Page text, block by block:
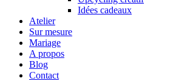
Idées cadeaux
Atelier
Sur mesure
Mariage
A propos
Blog
Contact